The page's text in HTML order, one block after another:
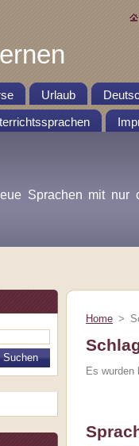
Urlaub
Sprachen mit nur
Home >
Es wurden